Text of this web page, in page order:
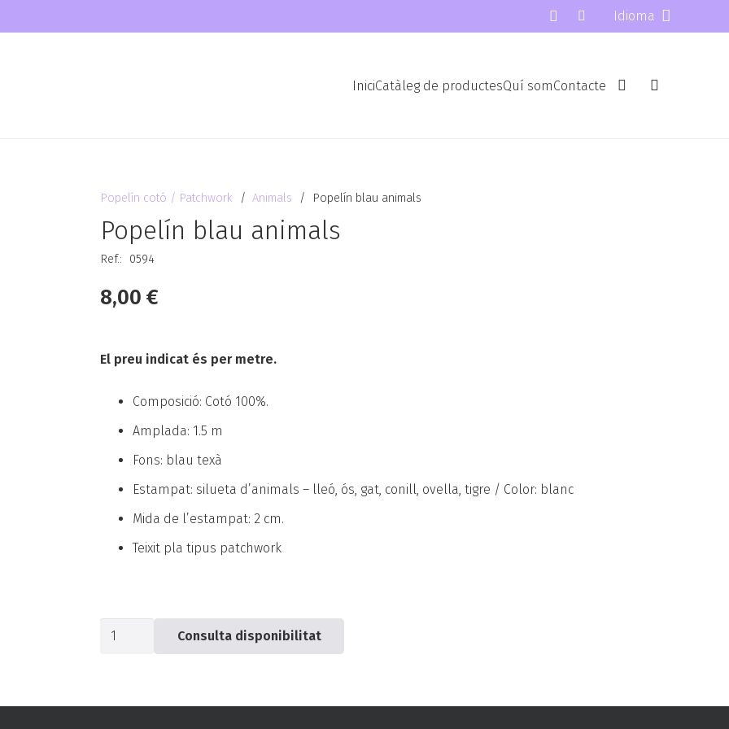
Idioma
IniciCatàleg de productesQuí somContacte
Popelín cotó / Patchwork / Animals / Popelín blau animals
Popelín blau animals
Ref.: 0594
8,00€
El preu indicat és per metre.
Composició: Cotó 100%.
Amplada: 1.5 m
Fons: blau texà
Estampat: silueta d’animals – lleó, ós, gat, conill, ovella, tigre / Color: blanc
Mida de l’estampat: 2 cm.
Teixit pla tipus patchwork
quantitat
Consulta disponibilitat